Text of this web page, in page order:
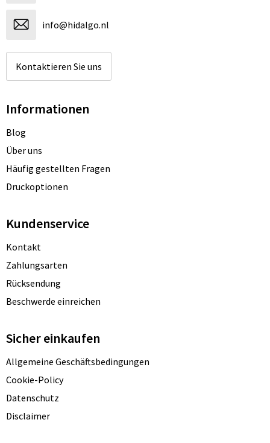
info@hidalgo.nl
Kontaktieren Sie uns
Informationen
Blog
Über uns
Häufig gestellten Fragen
Druckoptionen
Kundenservice
Kontakt
Zahlungsarten
Rücksendung
Beschwerde einreichen
Sicher einkaufen
Allgemeine Geschäftsbedingungen
Cookie-Policy
Datenschutz
Disclaimer